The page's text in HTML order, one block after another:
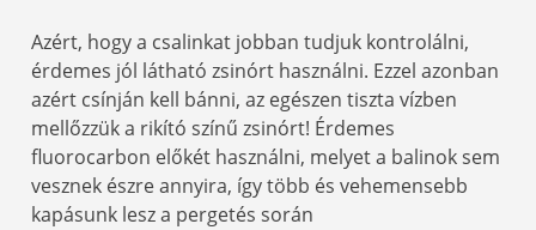
Azért, hogy a csalinkat jobban tudjuk kontrolálni,
érdemes jól látható zsinórt használni. Ezzel azonban
azért csínján kell bánni, az egészen tiszta vízben
mellőzzük a rikító színű zsinórt! Érdemes
fluorocarbon előkét használni, melyet a balinok sem
vesznek észre annyira, így több és vehemensebb
kapásunk lesz a pergetés során